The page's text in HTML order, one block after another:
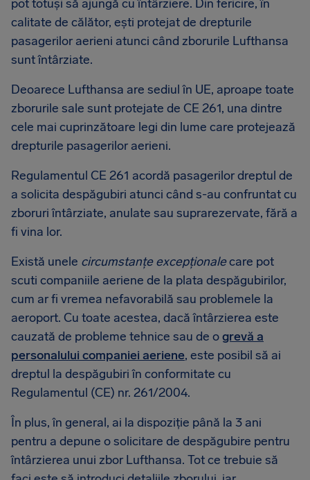
pot totuși să ajungă cu întârziere. Din fericire, în
calitate de călător, ești protejat de drepturile
pasagerilor aerieni atunci când zborurile Lufthansa
sunt întârziate.
Deoarece Lufthansa are sediul în UE, aproape toate
zborurile sale sunt protejate de CE 261, una dintre
cele mai cuprinzătoare legi din lume care protejează
drepturile pasagerilor aerieni.
Regulamentul CE 261 acordă pasagerilor dreptul de
a solicita despăgubiri atunci când s-au confruntat cu
zboruri întârziate, anulate sau suprarezervate, fără a
fi vina lor.
Există unele circumstanțe excepționalecare pot
scuti companiile aeriene de la plata despăgubirilor,
cum ar fi vremea nefavorabilă sau problemele la
aeroport. Cu toate acestea, dacă întârzierea este
cauzată de probleme tehnice sau de ogrevă a
personalului companiei aeriene, este posibil să ai
dreptul la despăgubiri în conformitate cu
Regulamentul (CE) nr. 261/2004.
În plus, în general, ai la dispoziție până la 3 ani
pentru a depune o solicitare de despăgubire pentru
întârzierea unui zbor Lufthansa. Tot ce trebuie să